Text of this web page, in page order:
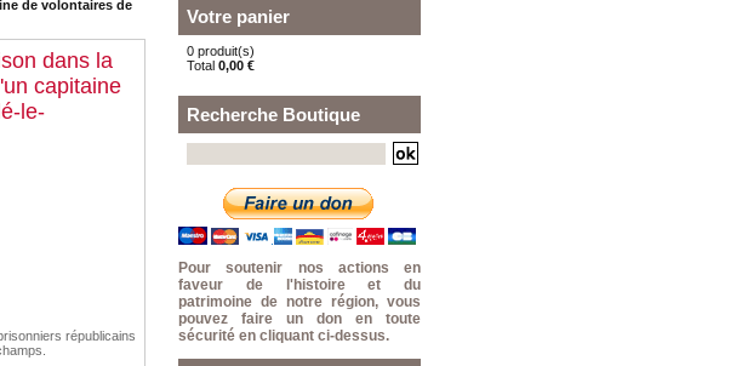
de volontaires de
dans la
capitaine
le-
républicains
Votre panier
0 produit(s)
Total 0,00 €
Recherche Boutique
Pour soutenir nos actions en
faveur de l'histoire et du
patrimoine de notre région, vous
pouvez faire un don en toute
sécurité en cliquant ci-dessus.